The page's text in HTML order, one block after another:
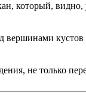
который,
не только